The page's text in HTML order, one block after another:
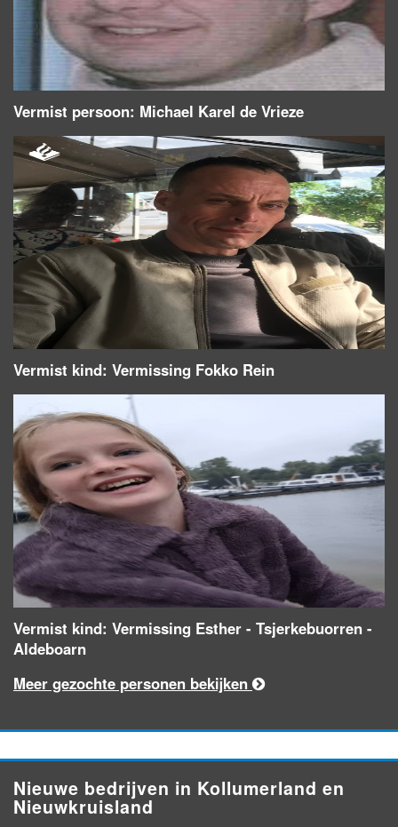
Vermist persoon: Michael Karel de Vrieze
Vermist kind: Vermissing Fokko Rein
Vermist kind: Vermissing Esther - Tsjerkebuorren -
Aldeboarn
Meer gezochte personen bekijken
Nieuwe bedrijven in Kollumerland en
Nieuwkruisland